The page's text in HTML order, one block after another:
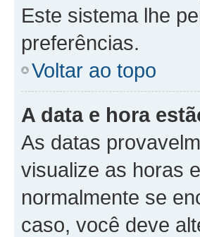
Este sistema lhe
preferências.
Voltar ao topo
A data e hora
As datas
visualize as horas
normalmente se
caso, você deve